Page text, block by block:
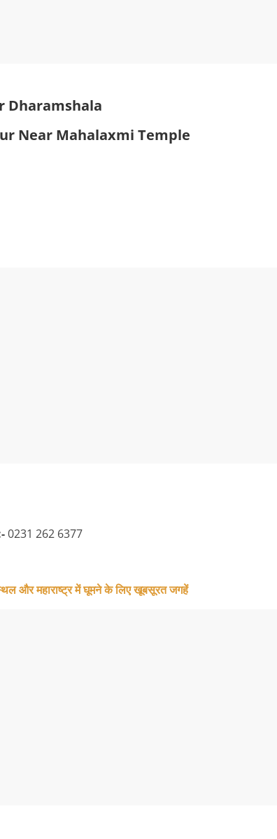
Dharamshala
Near Mahalaxmi Temple
0231 262 6377
और महाराष्ट्र में घूमने के लिए खूबसूरत जगहें